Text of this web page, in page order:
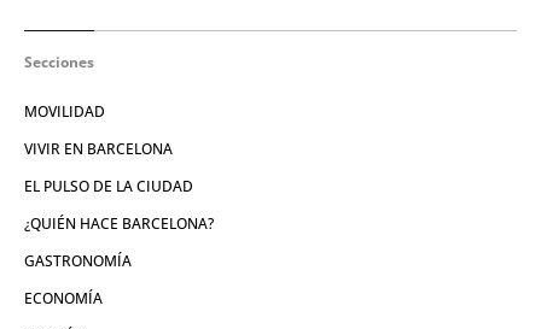
Secciones
MOVILIDAD
VIVIR EN BARCELONA
EL PULSO DE LA CIUDAD
¿QUIÉN HACE BARCELONA?
GASTRONOMÍA
ECONOMÍA